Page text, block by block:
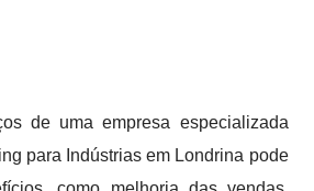
de uma empresa especializada
para Indústrias em Londrina pode